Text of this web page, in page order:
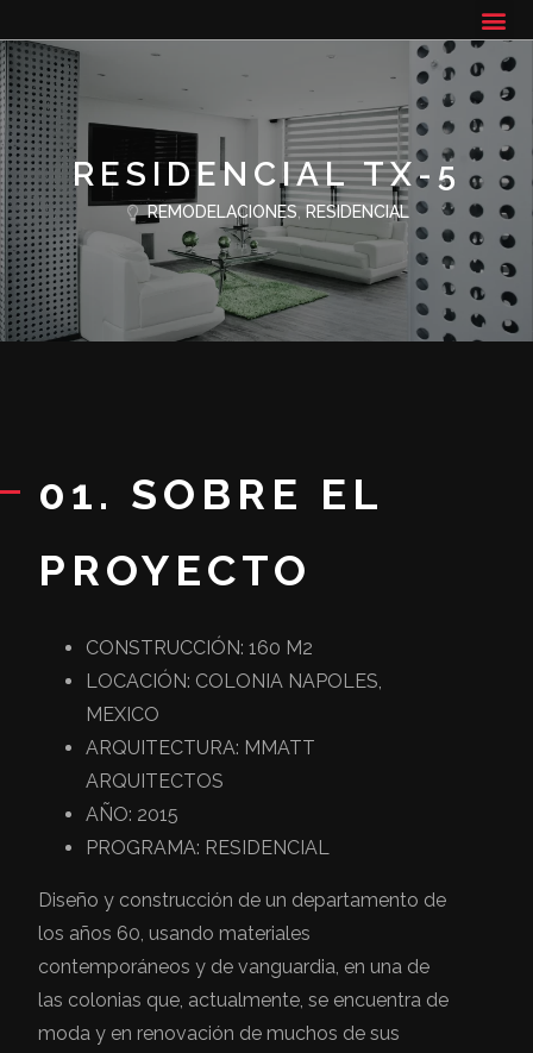
RESIDENCIAL TX-5
REMODELACIONES,RESIDENCIAL
01. SOBRE EL
PROYECTO
CONSTRUCCIÓN: 160 M2
LOCACIÓN: COLONIA NAPOLES,
MEXICO
ARQUITECTURA: MMATT
ARQUITECTOS
AÑO: 2015
PROGRAMA: RESIDENCIAL
Diseño y construcción de un departamento de
los años 60, usando materiales
contemporáneos y de vanguardia, en una de
las colonias que, actualmente, se encuentra de
moda y en renovación de muchos de sus